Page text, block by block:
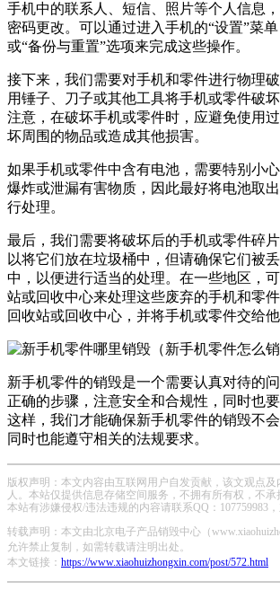
手机中的联系人、短信、照片等个人信息
密码更改。可以通过进入手机的“设置”菜
或“备份与重置”选项来完成这些操作。
接下来，我们需要对手机和零件进行物理
用锤子、刀子或其他工具将手机或零件破
注意，在破坏手机或零件时，应避免使用
坏周围的物品或造成其他损害。
如果手机或零件中含有电池，需要特别小
爆炸或泄漏有害物质，因此最好将电池取
行处理。
最后，我们需要将破坏后的手机或零件碎
以将它们放在垃圾桶中，但请确保它们被
中，以便进行适当的处理。在一些地区，
站或回收中心来处理这些废弃的手机和零
回收站或回收中心，并将手机或零件交给他
新手机零件的销毁是一个需要认真对待的
正确的步骤，注意安全和合规性，同时也
这样，我们才能确保新手机零件的销毁不
同时也能遵守相关的法规要求。
版权声明：本文内容由互联网用户自发贡献，该文观点
人。本站仅提供信息存储空间服务，不拥有所有权，不
本站有涉嫌侵权/违法违规的内容请联系QQ：107759983，
转载声明：本文由北京电子产品销毁中心（
允许禁止复制，如需转载请注明出处。
本文链接： https://www.xiaohuizhongxin.com/post/572.html